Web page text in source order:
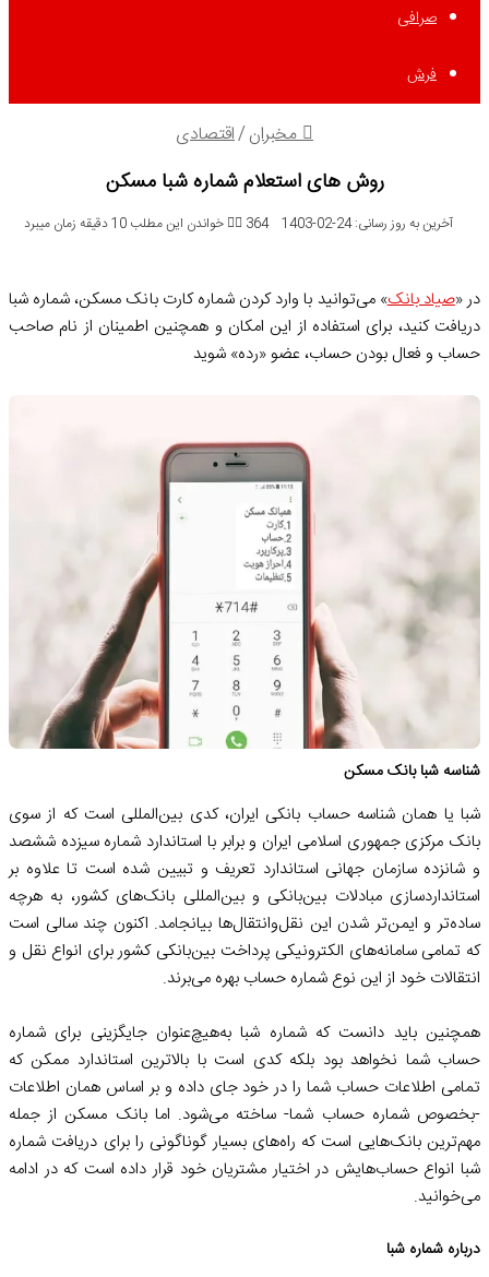
صرافی
فرش
مخبران/اقتصادی
روش های استعلام شماره شبا مسکن
آخرین به روز رسانی: 24-02-1403 364 خواندن این مطلب 10 دقیقه زمان میبرد
در «صیاد بانک» می‌توانید با وارد کردن شماره کارت بانک مسکن، شماره شبا
دریافت کنید، برای استفاده از این امکان و همچنین اطمینان از نام صاحب
حساب و فعال بودن حساب، عضو «رده» شوید
شناسه شبا بانک مسکن
شبا یا همان شناسه حساب بانکی ایران، کدی بین‌المللی است که از سوی
بانک مرکزی جمهوری اسلامی ایران و برابر با استاندارد شماره سیزده ششصد
و شانزده سازمان جهانی استاندارد تعریف و تبیین شده است تا علاوه بر
استانداردسازی مبادلات بین‌بانکی و بین‌المللی بانک‌های کشور، به هرچه
ساده‌تر و ایمن‌تر شدن این نقل‌وانتقال‌ها بیانجامد. اکنون چند سالی است
که تمامی سامانه‌های الکترونیکی پرداخت بین‌بانکی کشور برای انواع نقل و
انتقالات خود از این نوع شماره حساب بهره می‌برند.
همچنین باید دانست که شماره شبا به‌هیچ‌عنوان جایگزینی برای شماره
حساب شما نخواهد بود بلکه کدی است با بالاترین استاندارد ممکن که
تمامی اطلاعات حساب شما را در خود جای داده و بر اساس همان اطلاعات
-بخصوص شماره حساب شما- ساخته می‌شود. اما بانک مسکن از جمله
مهم‌ترین بانک‌هایی است که راه‌های بسیار گوناگونی را برای دریافت شماره
شبا انواع حساب‌هایش در اختیار مشتریان خود قرار داده است که در ادامه
می‌خوانید.
درباره شماره شبا